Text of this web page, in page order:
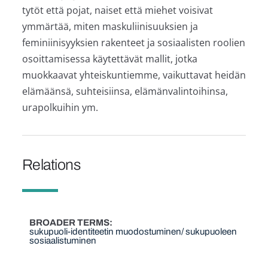
tytöt että pojat, naiset että miehet voisivat
ymmärtää, miten maskuliinisuuksien ja
feminiinisyyksien rakenteet ja sosiaalisten roolien
osoittamisessa käytettävät mallit, jotka
muokkaavat yhteiskuntiemme, vaikuttavat heidän
elämäänsä, suhteisiinsa, elämänvalintoihinsa,
urapolkuihin ym.
Relations
BROADER TERMS
sukupuoli-identiteetin muodostuminen/ sukupuoleen
sosiaalistuminen